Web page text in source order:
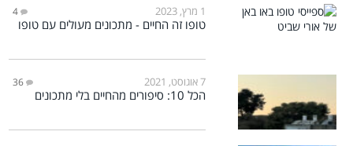
1 מרץ, 2023 4
טופו זה החיים - מתכונים מעולים עם טופו
7 אוגוסט, 2021 36
הכל 10: סיפורים מהחיים בלי מתכונים